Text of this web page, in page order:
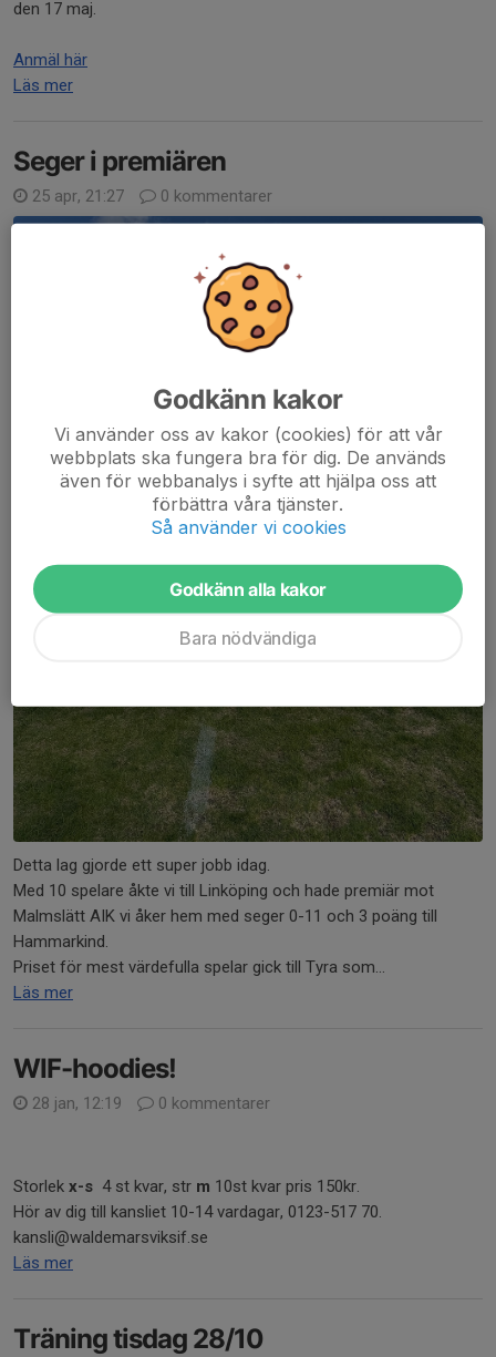
den 17 maj.
Anmäl här
Läs mer
Seger i premiären
25 apr, 21:27 0 kommentarer
Detta lag gjorde ett super jobb idag.
Med 10 spelare åkte vi till Linköping och hade premiär mot
Malmslätt AIK vi åker hem med seger 0-11 och 3 poäng till
Hammarkind.
Priset för mest värdefulla spelar gick till Tyra som...
Läs mer
WIF-hoodies!
28 jan, 12:19 0 kommentarer
Storlek x-s 4 st kvar, str m 10st kvar pris 150kr.
Hör av dig till kansliet 10-14 vardagar, 0123-517 70.
kansli@waldemarsviksif.se
Läs mer
Träning tisdag 28/10
Godkänn kakor
Vi använder oss av kakor (cookies) för att vår
webbplats ska fungera bra för dig. De används
även för webbanalys i syfte att hjälpa oss att
förbättra våra tjänster.
Så använder vi cookies
Godkänn alla kakor
Bara nödvändiga